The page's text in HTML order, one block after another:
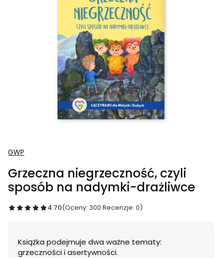
GWP
Grzeczna niegrzeczność, czyli
sposób na nadymki-drażliwce
4.70(Oceny: 300 Recenzje: 0)
Książka podejmuje dwa ważne tematy:
grzeczności i asertywności.